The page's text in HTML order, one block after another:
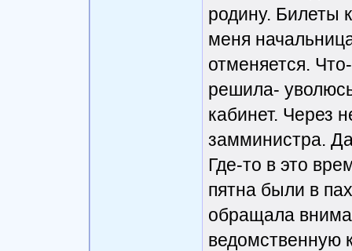
родину. Билеты
меня
отменяется.
решила-
кабинет. Через
замминистра.
Где-то в это
пятна были в
обращала
ведомственную